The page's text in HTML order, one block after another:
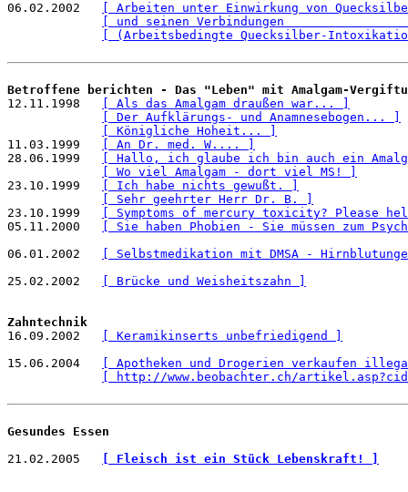
06.02.2002
[ Arbeiten unter Einwirkung von
[ und seinen Verbindungen
[ (Arbeitsbedingte Quecksilber-
Betroffene berichten - Das "Leben" mit Amalgam-
12.11.1998
[ Als das Amalgam draußen war... ]
[ Der Aufklärungs- und Anamnesebogen... ]
[ Königliche Hoheit... ]
11.03.1999
[ An Dr. med. W.... ]
28.06.1999
[ Hallo, ich glaube ich bin auch ein
[ Wo viel Amalgam - dort viel MS! ]
23.10.1999
[ Ich habe nichts gewußt. ]
[ Sehr geehrter Herr Dr. B. ]
23.10.1999
[ Symptoms of mercury toxicity? Please
05.11.2000
[ Sie haben Phobien - Sie müssen zum
06.01.2002
[ Selbstmedikation mit DMSA -
25.02.2002
[ Brücke und Weisheitszahn ]
Zahntechnik
16.09.2002
[ Keramikinserts unbefriedigend ]
15.06.2004
[ Apotheken und Drogerien verkaufen
[ http://www.beobachter.ch/
Gesundes Essen
21.02.2005
[ Fleisch ist ein Stück Lebenskraft! ]